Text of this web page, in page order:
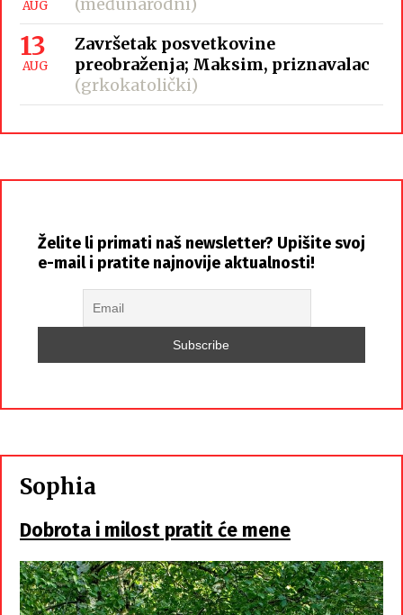
AUG
13
AUG
Završetak posvetkovine
preobraženja; Maksim, priznavalac
(grkokatolički)
Želite li primati naš newsletter? Upišite svoj
e-mail i pratite najnovije aktualnosti!
Sophia
Dobrota i milost pratit će mene